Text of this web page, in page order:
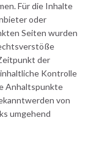
Für die Inhalte
oder
Seiten wurden
der
Kontrolle
Anhaltspunkte
von
umgehend